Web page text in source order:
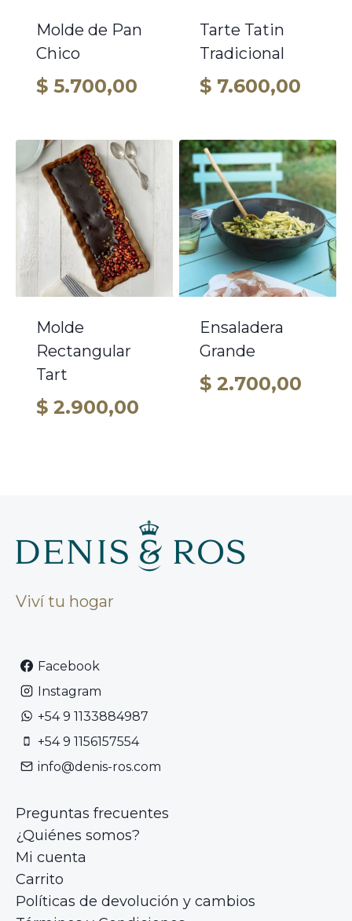
Molde de Pan
Chico
$ 5.700,00
Tarte Tatin
Tradicional
$ 7.600,00
Molde
Rectangular
Tart
$ 2.900,00
Ensaladera
Grande
$ 2.700,00
Viví tu hogar
Facebook
Instagram
+54 9 1133884987
+54 9 1156157554
info@denis-ros.com
Preguntas frecuentes
¿Quiénes somos?
Mi cuenta
Carrito
Políticas de devolución y cambios